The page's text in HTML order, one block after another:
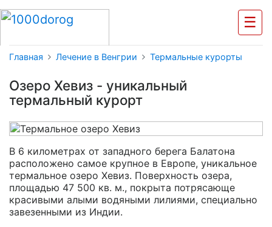
☰
Главная Лечение в Венгрии Термальные курорты
Озеро Хевиз - уникальный
термальный курорт
В 6 километрах от западного берега Балатона
расположено самое крупное в Европе, уникальное
термальное озеро Хевиз. Поверхность озера,
площадью 47 500 кв. м., покрыта потрясающе
красивыми алыми водяными лилиями, специально
завезенными из Индии.